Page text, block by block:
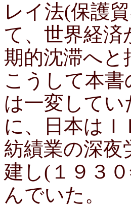
レイ法(保護
て、世界経済
期的沈滞へ
こうして本
は一変して
に、日本は
紡績業の深夜
建し(１９３
んでいた。